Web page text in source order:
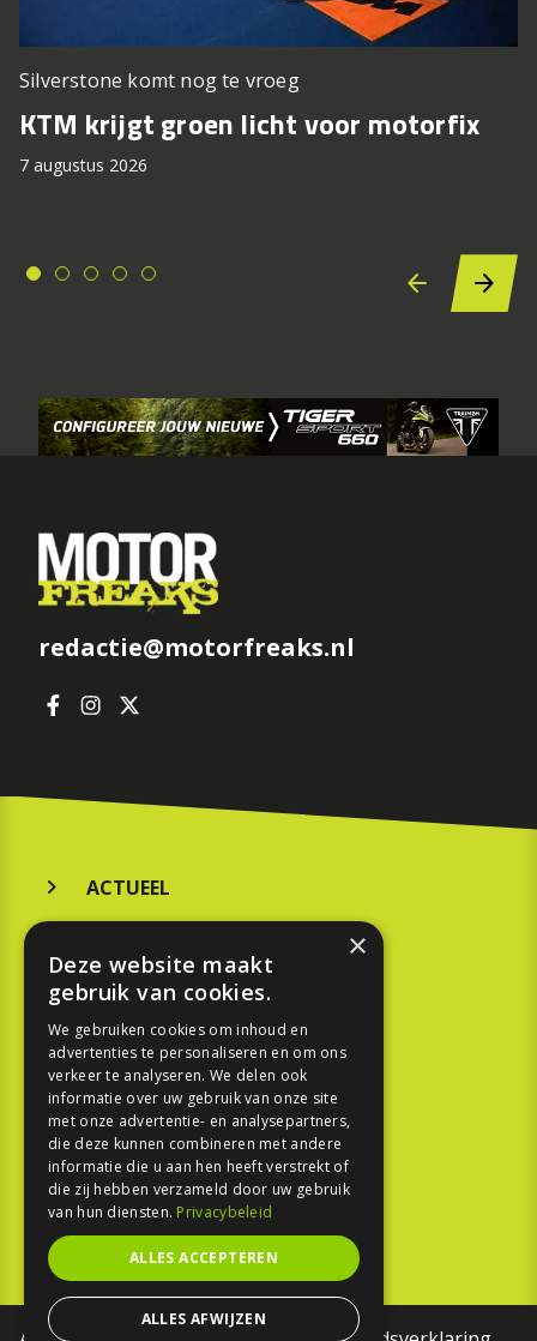
Silverstone komt nog te vroeg
KTM krijgt groen licht voor motorfix
7 augustus 2026
redactie@motorfreaks.nl
ACTUEEL
KOOPGIDS
TESTEN
SPORT
REPORTAGE
TOUREN
NIEUWSBRIEF
×
Deze website maakt
gebruik van cookies.
We gebruiken cookies om inhoud en
advertenties te personaliseren en om ons
verkeer te analyseren. We delen ook
informatie over uw gebruik van onze site
met onze advertentie- en analysepartners,
die deze kunnen combineren met andere
informatie die u aan hen heeft verstrekt of
die zij hebben verzameld door uw gebruik
van hun diensten. Privacybeleid
ALLES ACCEPTEREN
ALLES AFWIJZEN